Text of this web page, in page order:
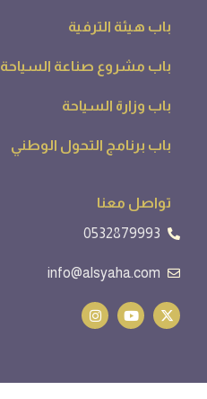
باب هيئة الترفية
باب مشروع صناعة السياحة
باب وزارة السياحة
باب برنامج التحول الوطني
تواصل معنا
0532879993
info@alsyaha.com